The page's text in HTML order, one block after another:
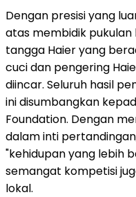
Dengan presisi yang
atas membidik
tangga Haier yang
cuci dan pengering
diincar. Seluruh hasil
ini disumbangkan
Foundation. Dengan
dalam inti
"kehidupan yang lebih
semangat kompetisi
lokal.